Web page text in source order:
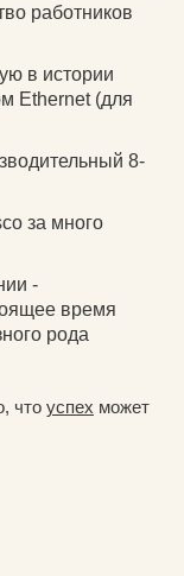
работников
в истории
Ethernet (для
8-
за много
-
время
рода
что успех может